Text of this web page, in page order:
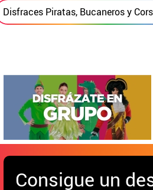
Disfraces Piratas, Bucaneros y
Consigue un